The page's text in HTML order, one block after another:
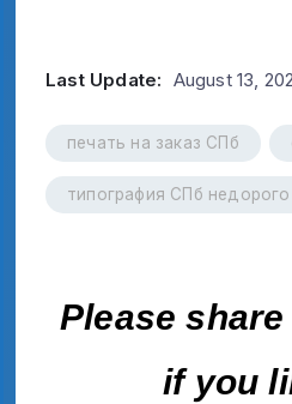
Last Update: August 13,
печать на заказ СПб
типография СПб
Please
if you